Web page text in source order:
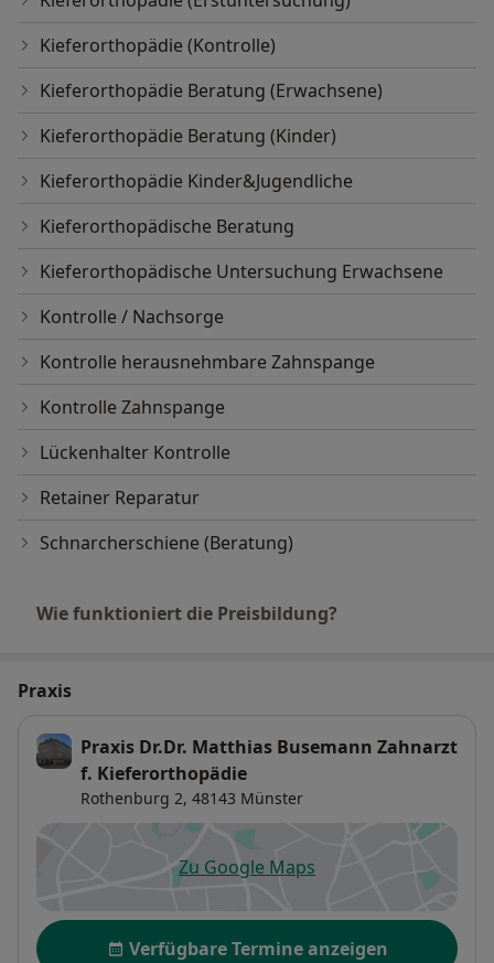
Kieferorthopädie (Kontrolle)
Kieferorthopädie Beratung (Erwachsene)
Kieferorthopädie Beratung (Kinder)
Kieferorthopädie Kinder&Jugendliche
Kieferorthopädische Beratung
Kieferorthopädische Untersuchung Erwachsene
Kontrolle / Nachsorge
Kontrolle herausnehmbare Zahnspange
Kontrolle Zahnspange
Lückenhalter Kontrolle
Retainer Reparatur
Schnarcherschiene (Beratung)
Wie funktioniert die Preisbildung?
Praxis
Praxis Dr.Dr. Matthias Busemann Zahnarzt
f. Kieferorthopädie
Rothenburg 2, 48143 Münster
Zu Google Mapsöffnet in einer neuen
Verfügbarkeit
Verfügbare Termine anzeigen